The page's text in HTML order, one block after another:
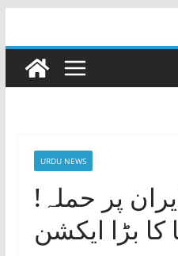
content
URDU NEWS
پر حملہ!
کا بڑا ایکشن